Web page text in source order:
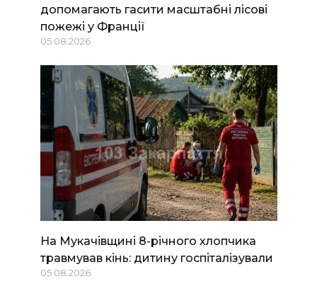
допомагають гасити масштабні лісові
пожежі у Франції
05.08.2026
На Мукачівщині 8-річного хлопчика
травмував кінь: дитину госпіталізували
05.08.2026